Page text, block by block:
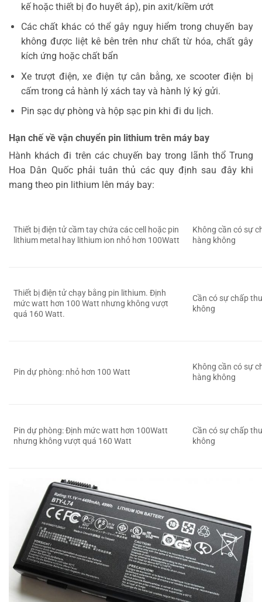
kế hoặc thiết bị đo huyết áp), pin axit/kiềm ướt
Các chất khác có thể gây nguy hiểm trong chuyến bay
không được liệt kê bên trên như chất từ hóa, chất gây
kích ứng hoặc chất bẩn
Xe trượt điện, xe điện tự cân bằng, xe scooter điện bị
cấm trong cả hành lý xách tay và hành lý ký gửi.
Pin sạc dự phòng và hộp sạc pin khi đi du lịch.
Hạn chế về vận chuyển pin lithium trên máy bay
Hành khách đi trên các chuyến bay trong lãnh thổ Trung
Hoa Dân Quốc phải tuân thủ các quy định sau đây khi
mang theo pin lithium lên máy bay:
Thiết bị điện tử cầm tay chứa các cell hoặc pin
lithium metal hay lithium ion nhỏ hơn 100Watt
Không cần có sự
hàng không
Thiết bị điện tử chạy bằng pin lithium. Định
mức watt hơn 100 Watt nhưng không vượt
quá 160 Watt.
Cần có sự chấp
không
Pin dự phòng: nhỏ hơn 100 Watt
Không cần có sự
hàng không
Pin dự phòng: Định mức watt hơn 100Watt
nhưng không vượt quá 160 Watt
Cần có sự chấp
không